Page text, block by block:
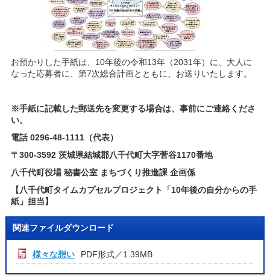
お預かりした手紙は、10年後の令和13年（2031年）に、大人に
なった応募者に、第7次総合計画とともに、お送りいたします。
※手紙に記載した郵送先を変更する場合は、事前にご連絡くださ
い。
電話 0296-48-1111（代表）
〒300-3592 茨城県結城郡八千代町大字菅谷1170番地
八千代町役場 秘書公室 まちづくり推進課 企画係
【八千代町タイムカプセルプロジェクト「10年後の自分からの手
紙」担当】
関連ファイルダウンロード
様々な想い PDF形式／1.39MB